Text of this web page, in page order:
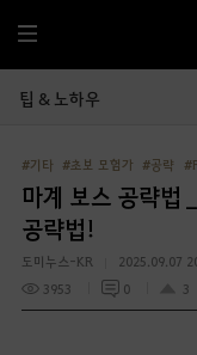
전
체
메
팁 & 노하우
#기타 #초보 모험가 #공략
마계 보스 공략법
공략법!
도미누스-KR
2025.09.07
3953
0 3